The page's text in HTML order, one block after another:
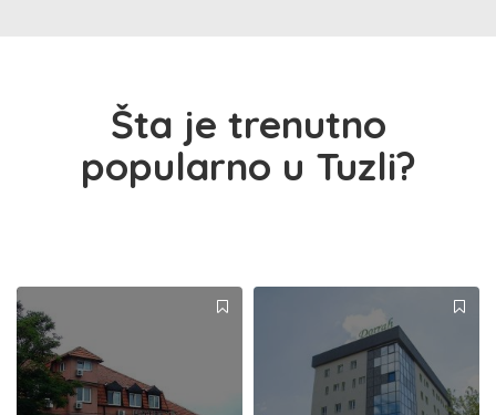
Šta je trenutno
popularno u Tuzli?